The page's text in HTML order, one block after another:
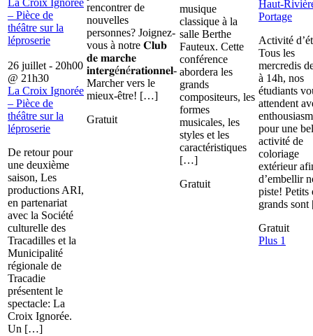
La Croix Ignorée
– Pièce de
théâtre sur la
léproserie
26 juillet - 20h00
@ 21h30
La Croix Ignorée
– Pièce de
théâtre sur la
léproserie
De retour pour
une deuxième
saison, Les
productions ARI,
en partenariat
avec la Société
culturelle des
Tracadilles et la
Municipalité
régionale de
Tracadie
présentent le
spectacle: La
Croix Ignorée.
Un […]
rencontrer de
nouvelles
personnes? Joignez-
vous à notre 𝐂𝐥𝐮𝐛
𝐝𝐞 𝐦𝐚𝐫𝐜𝐡𝐞
𝐢𝐧𝐭𝐞𝐫𝐠é𝐧é𝐫𝐚𝐭𝐢𝐨𝐧𝐧𝐞𝐥-
Marcher vers le
mieux-être! […]
Gratuit
musique
classique à la
salle Berthe
Fauteux. Cette
conférence
abordera les
grands
compositeurs, les
formes
musicales, les
styles et les
caractéristiques
[…]
Gratuit
Haut-
Portage
Activité
Tous les
mercredis
à 14h, nos
étudiants
attendent
pour une
activité de
coloriage
extérieur
d’embellir
piste! Petits
grands
Gratuit
Plus 1